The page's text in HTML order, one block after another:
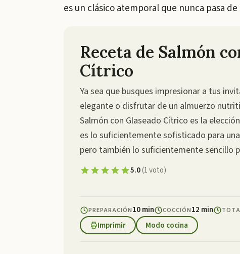
es un clásico atemporal que nunca pasa
Receta de Salmón
Cítrico
Ya sea que busques impresionar a tus
elegante o disfrutar de un almuerzo
Salmón con Glaseado Cítrico es la
es lo suficientemente sofisticado para
pero también lo suficientemente sencillo
5.0(1voto)
PREPARACIÓN10 min COCCIÓN12 min
Imprimir
Modo cocina